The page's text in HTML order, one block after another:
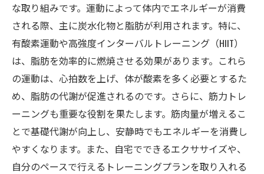
な取り組みです。運動によって体内でエネルギーが消費
される際、主に炭水化物と脂肪が利用されます。特に、
有酸素運動や高強度インターバルトレーニング（HIIT）
は、脂肪を効率的に燃焼させる効果があります。これら
の運動は、心拍数を上げ、体が酸素を多く必要とするた
め、脂肪の代謝が促進されるのです。さらに、筋力トレ
ーニングも重要な役割を果たします。筋肉量が増えるこ
とで基礎代謝が向上し、安静時でもエネルギーを消費し
やすくなります。また、自宅でできるエクササイズや、
自分のペースで行えるトレーニングプランを取り入れる